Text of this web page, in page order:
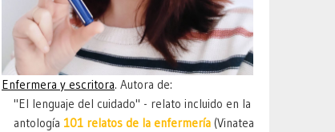
Enfermera y escritora. Autora de:
"El lenguaje del cuidado" - relato incluido en la
antología 101 relatos de la enfermería (Vinatea